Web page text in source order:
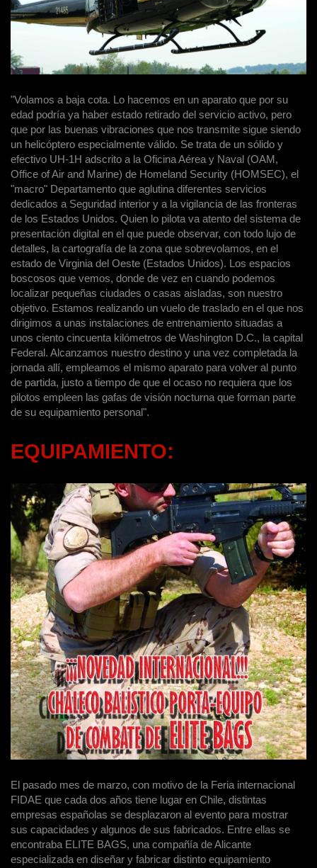
"Volamos a baja cota. Lo hacemos en un aparato que por su
edad podría ya haber estado retirado del servicio activo, pero
que por las buenas vibraciones que nos transmite sigue siendo
un helicóptero especialmente válido. Se trata de un sólido y
efectivo UH-1H adscrito a la Oficina Aérea y Naval (OAM,
Office of Air and Marine) de Homeland Security (HOMSEC), el
"macro" Departamento que aglutina diferentes servicios
dedicados a Seguridad interior y a la vigilancia de las fronteras
de los Estados Unidos. Quien lo pilota va atento del sistema de
presentación digital en el que puede observar, con todo lujo de
detalles, la cartografía de la zona que sobrevolamos, en el
estado de Virginia del Oeste (Estados Unidos). Los espacios
boscosos que vemos, donde de vez en cuando podemos
localizar pequeñas ciudades o casas aisladas, son nuestro
objetivo. Estamos realizando un vuelo de traslado en el que nos
dirigimos a unas instalaciones de entrenamiento situadas a
unos ciento cincuenta kilómetros de Washington D.C., la capital
Federal. Alcanzamos nuestro destino y una vez completada la
jornada allí, empleamos el mismo aparato para volver al punto
de partida, justo a tiempo de que el ocaso no requiera que los
pilotos empleen las gafas de visión nocturna que forman parte
de su equipamiento personal".
EQUIPAMIENTO:
El pasado mes de marzo, con motivo de la Feria internacional
FIDAE que cada dos años tiene lugar en Chile, distintas
empresas españolas se desplazaron al evento para mostrar
sus capacidades y algunos de sus fabricados. Entre ellas se
encontraba ELITE BAGS, una compañía de Alicante
especializada en diseñar y fabricar distinto equipamiento